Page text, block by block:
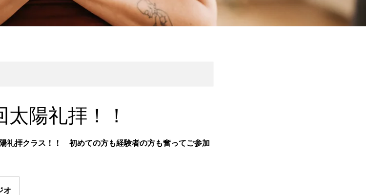
陽礼拝！！
礼拝クラス！！ 初めての方も経験者の方も奮ってご参加
オ